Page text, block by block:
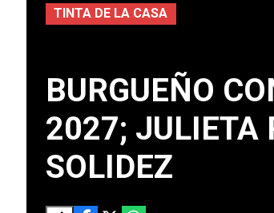
TINTA DE LA CASA
BURGUEÑO
2027; JULIETA
SOLIDEZ